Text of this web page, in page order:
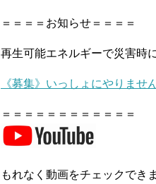
＝＝＝＝お知らせ＝＝＝＝
再生可能エネルギーで災害時
《募集》いっしょにやりませ
＝＝＝＝＝＝＝＝＝＝＝＝
もれなく動画をチェックでき